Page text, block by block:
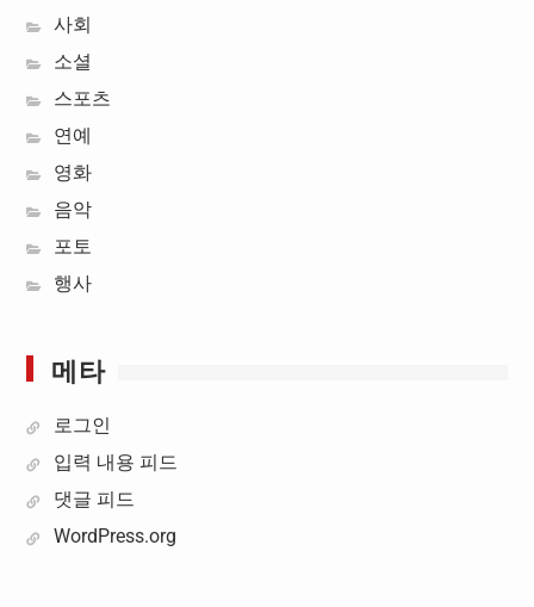
사회
소셜
스포츠
연예
영화
음악
포토
행사
메타
로그인
입력 내용 피드
댓글 피드
WordPress.org